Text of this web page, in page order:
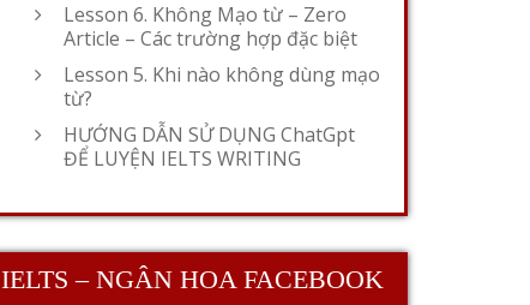
Lesson 6. Không Mạo từ – Zero
Article – Các trường hợp đặc biệt
Lesson 5. Khi nào không dùng mạo
từ?
HƯỚNG DẪN SỬ DỤNG ChatGpt
ĐỂ LUYỆN IELTS WRITING
IELTS – NGÂN HOA FACEBOOK